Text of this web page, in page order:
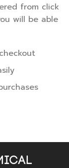
from click
will be able